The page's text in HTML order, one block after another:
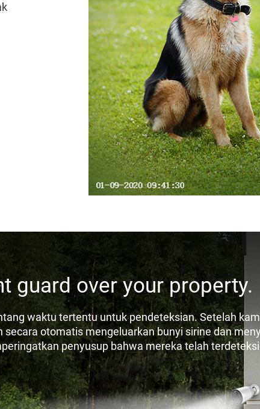
guard over your property.
waktu tertentu untuk pendeteksian. Setelah
secara otomatis mengeluarkan bunyi sirine dan
penyusup bahwa mereka telah